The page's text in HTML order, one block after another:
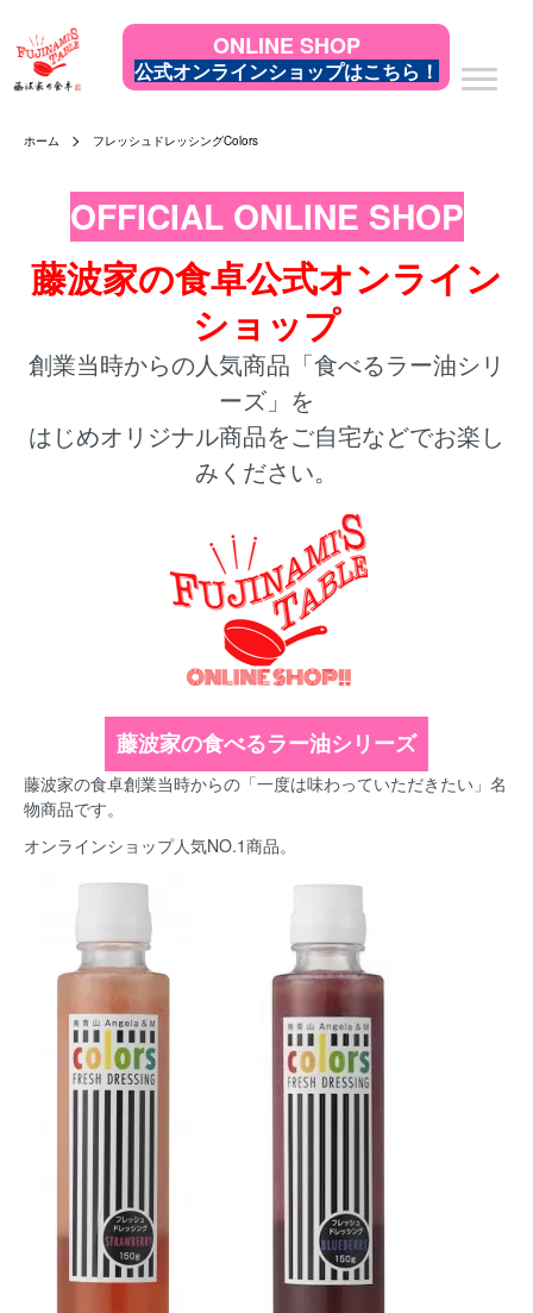
ONLINE SHOP
公式オンラインショップはこちら！
ホーム フレッシュドレッシングColors
OFFICIAL ONLINE SHOP
藤波家の食卓公式オンライン
ショップ
創業当時からの人気商品「食べるラー油シリ
ーズ」を
はじめオリジナル商品をご自宅などでお楽し
みください。
藤波家の食べるラー油シリーズ
藤波家の食卓創業当時からの「一度は味わっていただきたい」名
物商品です。
オンラインショップ人気NO.1商品。